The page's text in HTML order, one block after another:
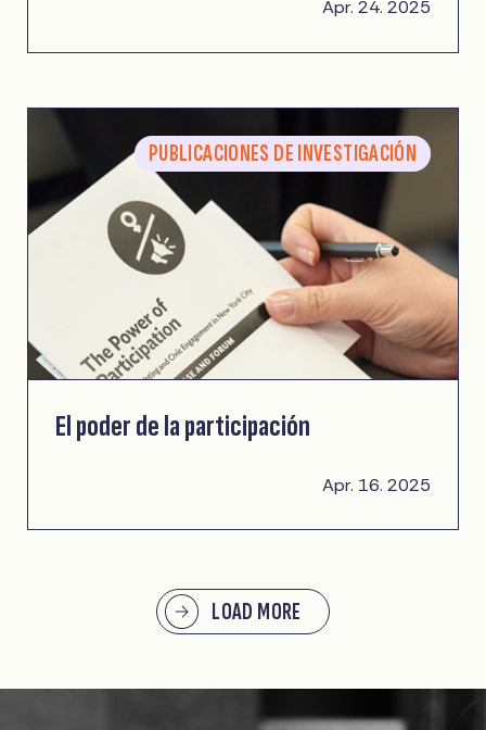
Apr. 24. 2025
PUBLICACIONES DE INVESTIGACIÓN
El poder de la participación
Apr. 16. 2025
LOAD MORE